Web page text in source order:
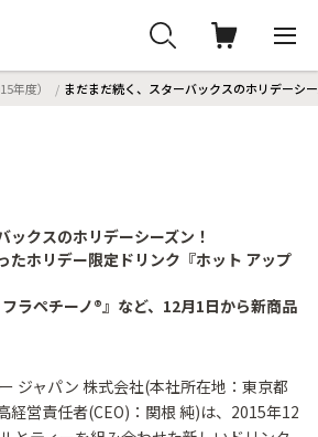
年度） まだまだ続く、スターバックスのホリデーシ
ックスのホリデーシーズン！
たホリデー限定ドリンク『ホット アップ
フラペチーノ®』など、12月1日から新商品
ジャパン 株式会社(本社所在地：東京都
経営責任者(CEO)：関根 純)は、2015年12